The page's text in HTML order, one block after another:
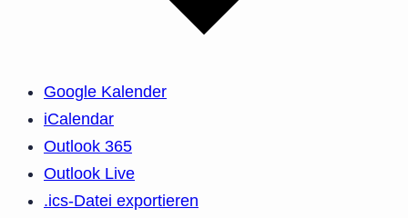
Google Kalender
iCalendar
Outlook 365
Outlook Live
.ics-Datei exportieren